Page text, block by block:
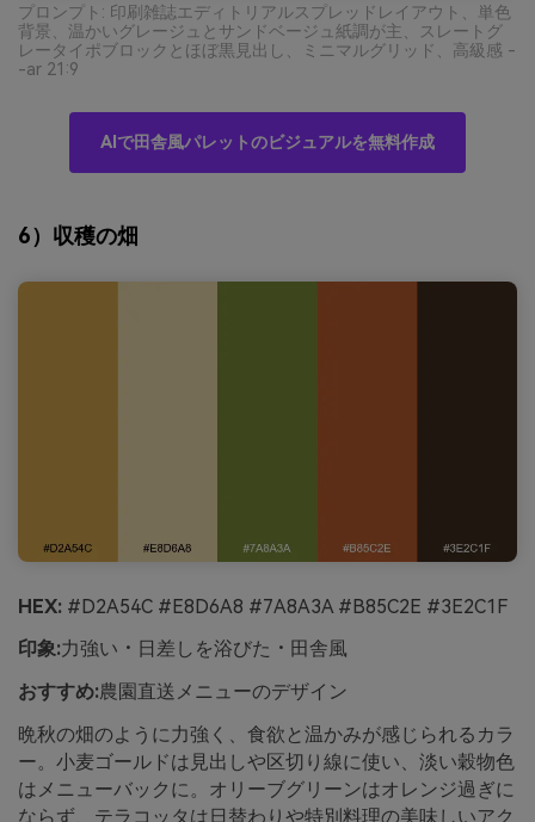
プロンプト: 印刷雑誌エディトリアルスプレッドレイアウト、単色
背景、温かいグレージュとサンドベージュ紙調が主、スレートグ
レータイポブロックとほぼ黒見出し、ミニマルグリッド、高級感 -
-ar 21:9
AIで田舎風パレットのビジュアルを無料作成
6）収穫の畑
HEX: #D2A54C #E8D6A8 #7A8A3A #B85C2E #3E2C1F
印象:力強い・日差しを浴びた・田舎風
おすすめ:農園直送メニューのデザイン
晩秋の畑のように力強く、食欲と温かみが感じられるカラ
ー。小麦ゴールドは見出しや区切り線に使い、淡い穀物色
はメニューバックに。オリーブグリーンはオレンジ過ぎに
ならず、テラコッタは日替わりや特別料理の美味しいアク